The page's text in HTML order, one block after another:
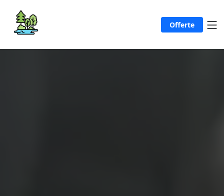
Offerte